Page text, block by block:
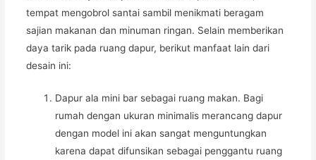
tempat mengobrol santai sambil menikmati beragam
sajian makanan dan minuman ringan. Selain memberikan
daya tarik pada ruang dapur, berikut manfaat lain dari
desain ini:
Dapur ala mini bar sebagai ruang makan. Bagi
rumah dengan ukuran minimalis merancang dapur
dengan model ini akan sangat menguntungkan
karena dapat difunsikan sebagai penggantu ruang